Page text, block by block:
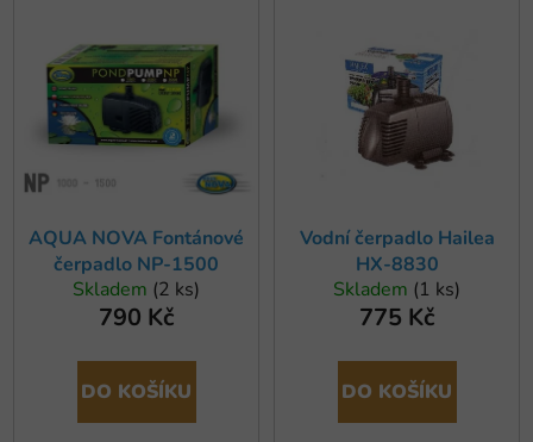
k
AQUA NOVA Fontánové
čerpadlo NP-1500
Skladem (2 ks)
790 Kč
DO KOŠÍKU
Vodní čerpadlo Hailea
HX-8830
Skladem (1 ks)
775 Kč
DO KOŠÍKU